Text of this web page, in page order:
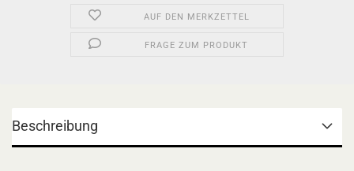
AUF DEN MERKZETTEL
FRAGE ZUM PRODUKT
Beschreibung